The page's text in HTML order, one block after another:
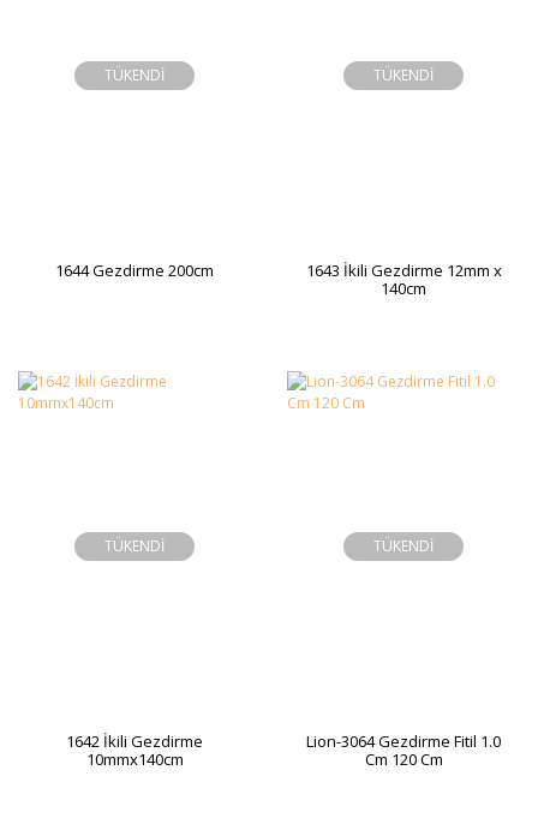
TÜKENDİ
1644 Gezdirme 200cm
TÜKENDİ
1643 İkili Gezdirme 12mm x
140cm
TÜKENDİ
1642 İkili Gezdirme
10mmx140cm
TÜKENDİ
Lion-3064 Gezdirme Fitil 1.0
Cm 120 Cm